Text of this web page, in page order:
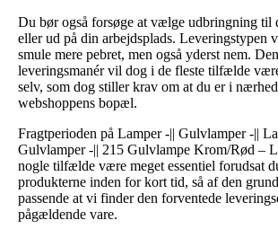
Du bør også forsøge at vælge udbringning til
eller ud på din arbejdsplads. Leveringstypen
smule mere pebret, men også yderst nem.
leveringsmanér vil dog i de fleste tilfælde
selv, som dog stiller krav om at du er i
webshoppens bopæl.
Fragtperioden på Lamper -|| Gulvlamper -||
Gulvlamper -|| 215 Gulvlampe Krom/Rød –
nogle tilfælde være meget essentiel forudsat
produkterne inden for kort tid, så af den
passende at vi finder den forventede
pågældende vare.